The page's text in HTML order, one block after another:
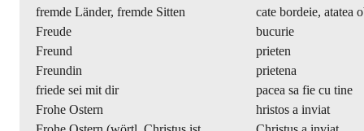
fremde Länder, fremde Sitten
cate bordeie, atatea
Freude
bucurie
Freund
prieten
Freundin
prietena
friede sei mit dir
pacea sa fie cu tine
Frohe Ostern
hristos a inviat